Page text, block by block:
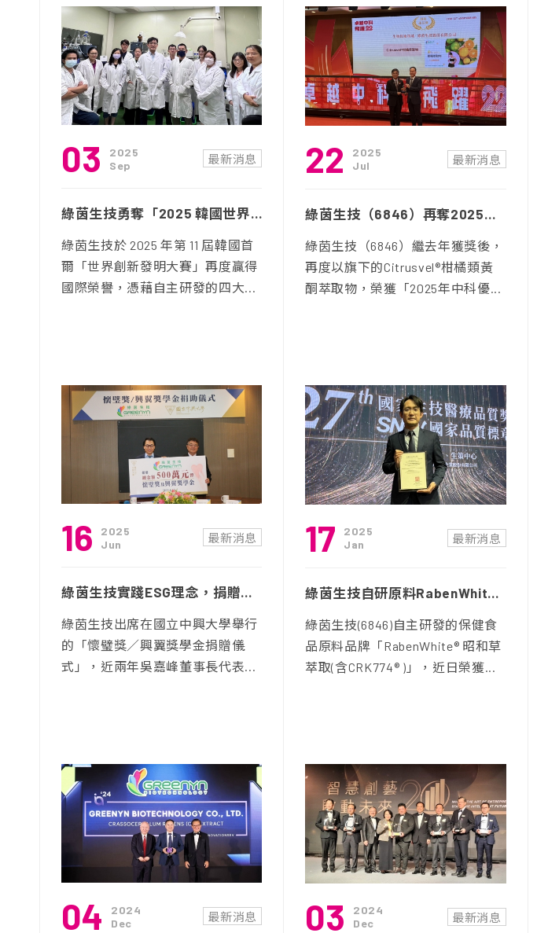
最新消息
03
2025
Sep
綠茵生技勇奪「2025 韓國世界創新發明大賽」四金 科研實力再獲國際讚譽！
綠茵生技於 2025 年第 11 屆韓國首
爾「世界創新發明大賽」再度贏得
國際榮譽，憑藉自主研發的四大...
最新消息
22
2025
Jul
綠茵生技（6846）再奪2025中科優良廠商創新產品獎
綠茵生技（6846）繼去年獲獎後，
再度以旗下的Citrusvel®柑橘類黃
酮萃取物，榮獲「2025年中科優...
最新消息
16
2025
Jun
綠茵生技實踐ESG理念，捐贈中興大學「懷璧獎」與「興翼獎學金」
綠茵生技出席在國立中興大學舉行
的「懷璧獎／興翼獎學金捐贈儀
式」，近兩年吳嘉峰董事長代表...
最新消息
17
2025
Jan
綠茵生技自研原料RabenWhite® 昭和草萃取 榮獲SNQ國家品質標章肯定
綠茵生技(6846)自主研發的保健食
品原料品牌「RabenWhite® 昭和草
萃取(含CRK774® )」，近日榮獲...
最新消息
04
2024
Dec
最新消息
03
2024
Dec